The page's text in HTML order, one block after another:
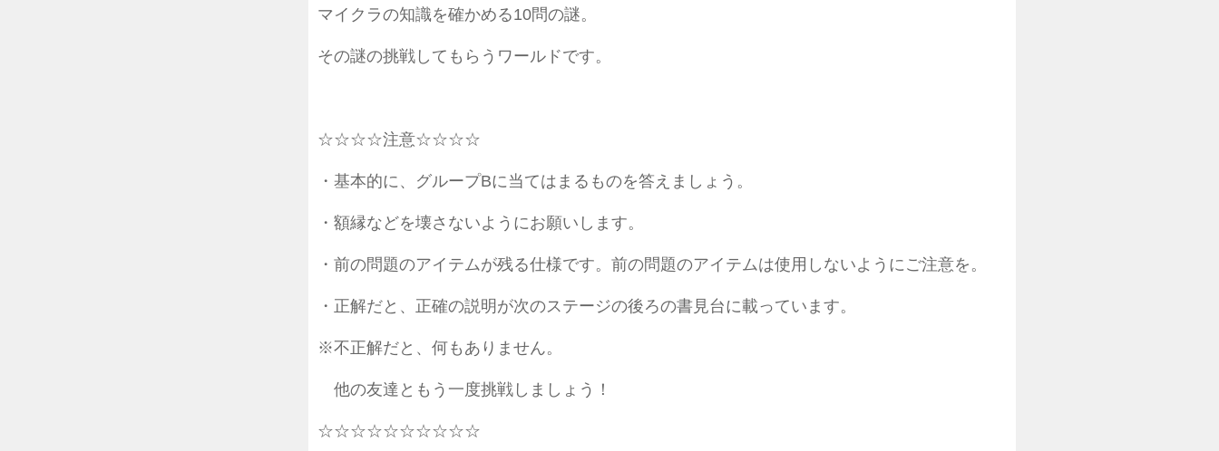
マイクラの知識を確かめる10問の謎。
その謎の挑戦してもらうワールドです。
☆☆☆☆注意☆☆☆☆
・基本的に、グループBに当てはまるものを答えましょう。
・額縁などを壊さないようにお願いします。
・前の問題のアイテムが残る仕様です。前の問題のアイテムは使用しないようにご注意を。
・正解だと、正確の説明が次のステージの後ろの書見台に載っています。
※不正解だと、何もありません。
他の友達ともう一度挑戦しましょう！
☆☆☆☆☆☆☆☆☆☆